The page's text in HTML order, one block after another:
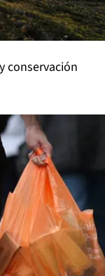
conservación